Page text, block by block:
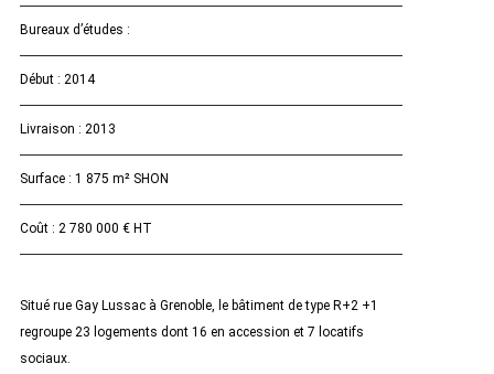
Bureaux d’études :
Début : 2014
Livraison : 2013
Surface : 1 875 m² SHON
Coût : 2 780 000 € HT
Situé rue Gay Lussac à Grenoble, le bâtiment de type R+2 +1
regroupe 23 logements dont 16 en accession et 7 locatifs
sociaux.